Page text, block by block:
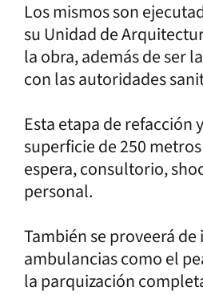
Los mismos son
su Unidad de
la obra, además de ser
con las autoridades
Esta etapa de
superficie de 250
espera, consultorio,
personal.
También se proveerá
ambulancias como el
la parquización